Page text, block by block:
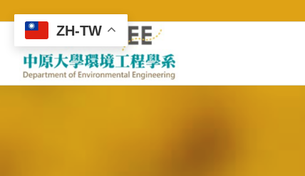
ZH-TW